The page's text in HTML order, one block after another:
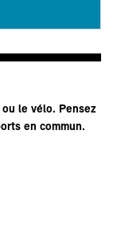
le vélo. Pensez
en commun.